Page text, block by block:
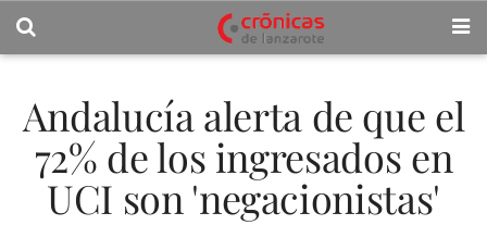
Andalucía alerta de que el
72% de los ingresados en
UCI son 'negacionistas'